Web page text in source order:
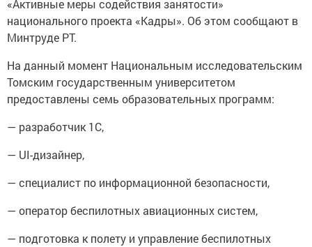
«Активные меры содействия занятости»
национального проекта «Кадры». Об этом сообщают в
Минтруде РТ.
На данный момент Национальным исследовательским
Томским государственным университетом
предоставлены семь образовательных программ:
— разработчик 1С,
— UI-дизайнер,
— специалист по информационной безопасности,
— оператор беспилотных авиационных систем,
— подготовка к полету и управление беспилотных